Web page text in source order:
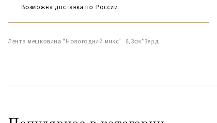
Возможна доставка по России.
Лента мешковина "Новогодний микс" 6,3см*3ярд